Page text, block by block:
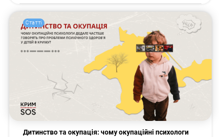
Статті
Дитинство та окупація: чому окупаційні психологи